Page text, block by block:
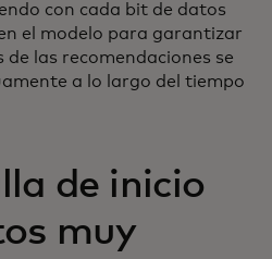
con cada bit de datos
el modelo para garantizar
de las recomendaciones se
a lo largo del tiempo
de inicio
muy